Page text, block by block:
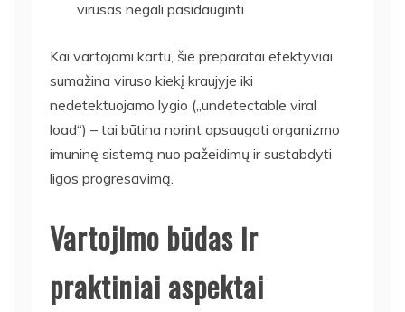
virusas negali pasidauginti.
Kai vartojami kartu, šie preparatai efektyviai
sumažina viruso kiekį kraujyje iki
nedetektuojamo lygio („undetectable viral
load“) – tai būtina norint apsaugoti organizmo
imuninę sistemą nuo pažeidimų ir sustabdyti
ligos progresavimą.
Vartojimo būdas ir
praktiniai aspektai